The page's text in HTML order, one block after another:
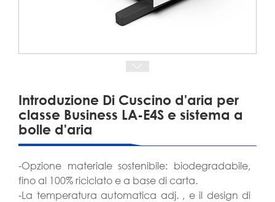
Introduzione Di Cuscino d'aria per
classe Business LA-E4S e sistema a
bolle d'aria
-Opzione materiale sostenibile: biodegradabile,
fino al 100% riciclato e a base di carta.
-La temperatura automatica adj. , e il design di